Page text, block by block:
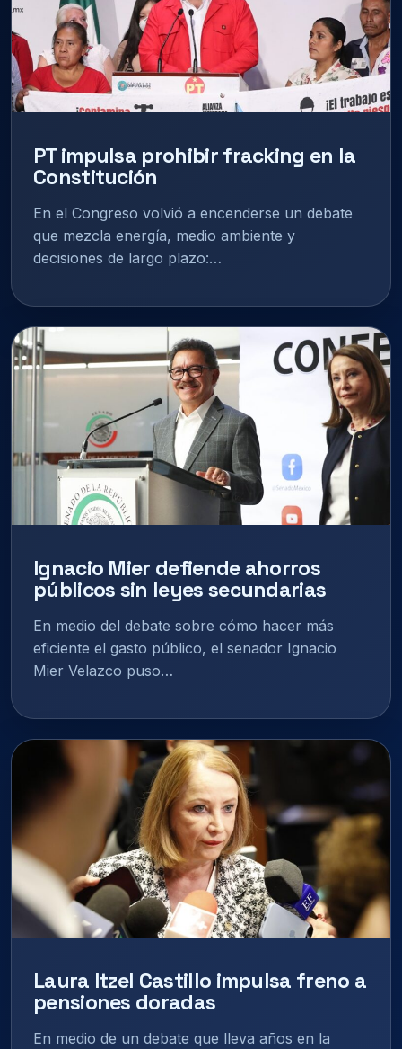
PT impulsa prohibir fracking en la
Constitución
En el Congreso volvió a encenderse un debate
que mezcla energía, medio ambiente y
decisiones de largo plazo:…
Ignacio Mier defiende ahorros
públicos sin leyes secundarias
En medio del debate sobre cómo hacer más
eficiente el gasto público, el senador Ignacio
Mier Velazco puso…
Laura Itzel Castillo impulsa freno a
pensiones doradas
En medio de un debate que lleva años en la